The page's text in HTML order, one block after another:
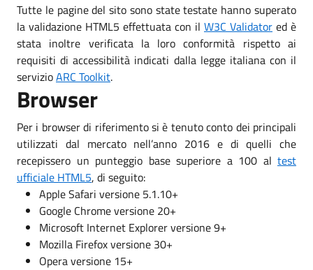
Tutte le pagine del sito sono state testate hanno superato
la validazione HTML5 effettuata con il W3C Validator ed è
stata inoltre verificata la loro conformità rispetto ai
requisiti di accessibilità indicati dalla legge italiana con il
servizioARC Toolkit.
Browser
Per i browser di riferimento si è tenuto conto dei principali
utilizzati dal mercato nell’anno 2016 e di quelli che
recepissero un punteggio base superiore a 100 al test
ufficiale HTML5, di seguito:
Apple Safari versione 5.1.10+
Google Chrome versione 20+
Microsoft Internet Explorer versione 9+
Mozilla Firefox versione 30+
Opera versione 15+